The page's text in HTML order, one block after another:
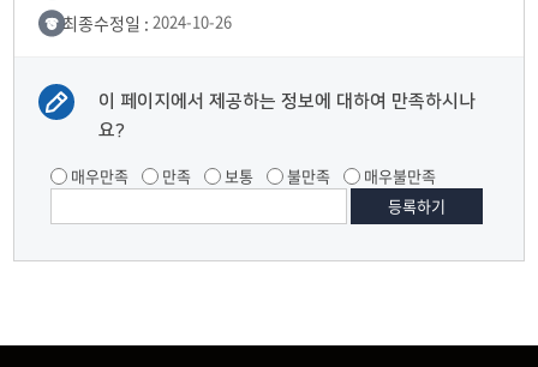
최종수정일 : 2024-10-26
이 페이지에서 제공하는 정보에 대하여 만족하시나
요?
매우만족 만족 보통 불만족 매우불만족